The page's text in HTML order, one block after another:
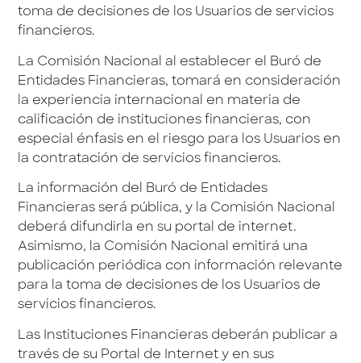
toma de decisiones de los Usuarios de servicios
financieros.
La Comisión Nacional al establecer el Buró de
Entidades Financieras, tomará en consideración
la experiencia internacional en materia de
calificación de instituciones financieras, con
especial énfasis en el riesgo para los Usuarios en
la contratación de servicios financieros.
La información del Buró de Entidades
Financieras será pública, y la Comisión Nacional
deberá difundirla en su portal de internet.
Asimismo, la Comisión Nacional emitirá una
publicación periódica con información relevante
para la toma de decisiones de los Usuarios de
servicios financieros.
Las Instituciones Financieras deberán publicar a
través de su Portal de Internet y en sus